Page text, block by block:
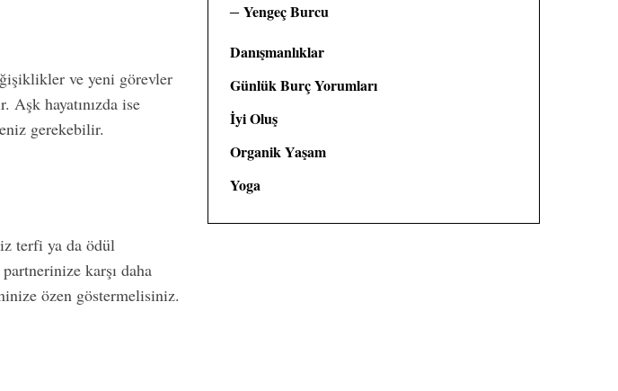
ve yeni görevler
hayatınızda ise
gerekebilir.
terfi ya da ödül
karşı daha
özen göstermelisiniz.
Yengeç Burcu
Danışmanlıklar
Günlük Burç Yorumları
İyi Oluş
Organik Yaşam
Yoga